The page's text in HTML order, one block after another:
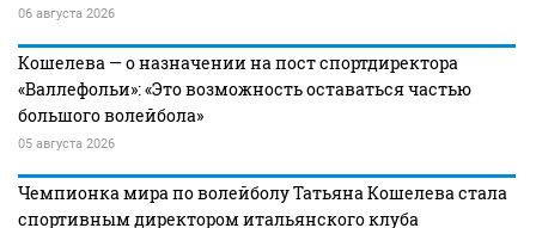
06 августа 2026
Кошелева — о назначении на пост спортдиректора
«Валлефольи»: «Это возможность оставаться частью
большого волейбола»
05 августа 2026
Чемпионка мира по волейболу Татьяна Кошелева стала
спортивным директором итальянского клуба